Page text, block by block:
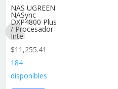
NAS UGREEN
NASync
DXP4800 Plus
/ Procesador
Intel
$11,255.41
184
disponibles